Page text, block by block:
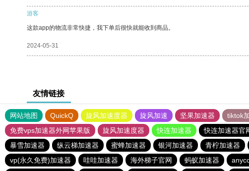
游客
这款app的物流非常快捷，我下单后很快就能收到商品。
2024-05-31
友情链接
网站地图 QuickQ 旋风加速度器 旋风加速 坚果加速器 tiktok
免费vps加速器外网苹果版
旋风加速度器 快连加速器 快连加速器官
暴雪加速器
纵云梯加速器 蜜蜂加速器 银河加速器 青柠加速器
vp(永久免费)加速器
哇哇加速器 海外梯子官网 蚂蚁加速器